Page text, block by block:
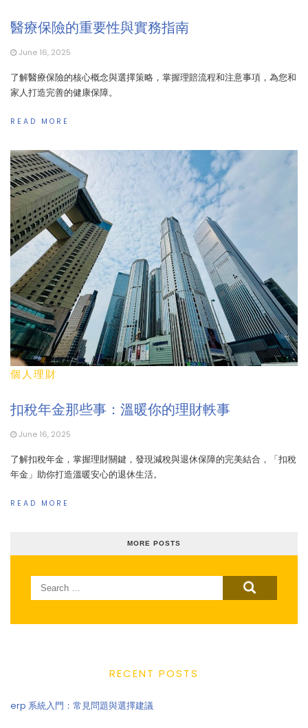
醫療保險的重要性與實務指南
June 16, 2025
了解醫療保險的核心概念與選擇策略，掌握理賠流程和注意事項，為您和
家人打造完善的健康保障。
READ MORE
個人理財
扣稅年金那些事：溫暖你的理財軼事
June 16, 2025
了解扣稅年金，掌握理財關鍵，發現減稅與退休保障的完美結合，「扣稅
年金」助你打造溫暖安心的退休生活。
READ MORE
MORE POSTS
Search
for:
RECENT POSTS
erp 系統入門：常見問題與選擇建議